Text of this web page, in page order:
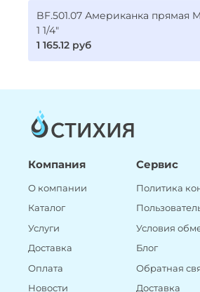
BF.501.07 Американка прямая
1 1/4"
1 165.12 руб
Компания
О компании
Каталог
Услуги
Доставка
Оплата
Новости
Сервис
Политика
Условия
Блог
Обратная
Доставка